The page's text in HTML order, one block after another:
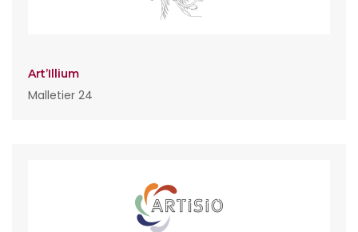
Art’Illium
Malletier 24